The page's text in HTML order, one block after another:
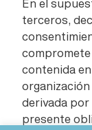
En el
terceros,
contenida
derivada
presente